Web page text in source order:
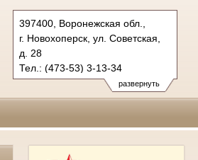
развернуть
397400, Воронежская обл.,
г. Новохоперск, ул. Советская,
д. 28
Тел.: (473-53) 3-13-34
novohopersky.vrn@sudrf.ru